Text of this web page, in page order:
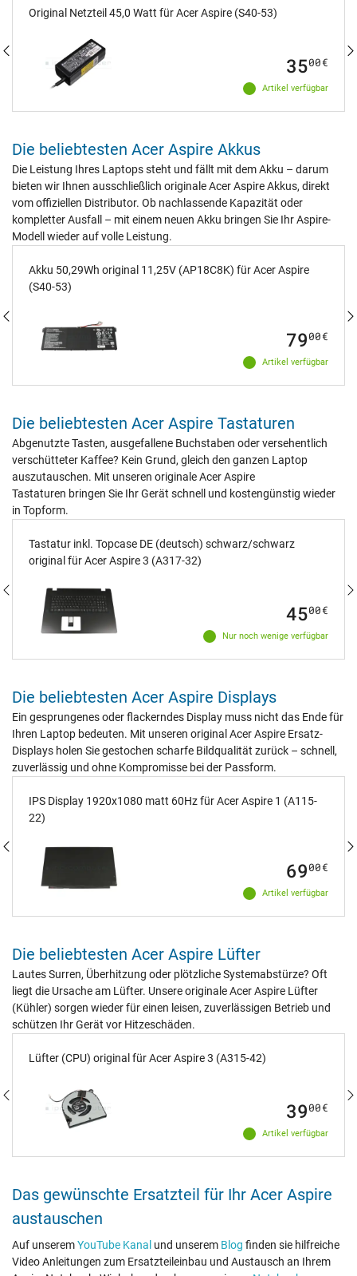
Original Netzteil 45,0 Watt für Acer Aspire (S40-53)
Artikel verfügbar
3500€
Die beliebtesten Acer Aspire Akkus
Die Leistung Ihres Laptops steht und fällt mit dem Akku – darum
bieten wir Ihnen ausschließlich originale Acer Aspire Akkus, direkt
vom offiziellen Distributor. Ob nachlassende Kapazität oder
kompletter Ausfall – mit einem neuen Akku bringen Sie Ihr Aspire-
Modell wieder auf volle Leistung.
Akku 50,29Wh original 11,25V (AP18C8K) für Acer Aspire
(S40-53)
Artikel verfügbar
7900€
Die beliebtesten Acer Aspire Tastaturen
Abgenutzte Tasten, ausgefallene Buchstaben oder versehentlich
verschütteter Kaffee? Kein Grund, gleich den ganzen Laptop
auszutauschen. Mit unseren originale Acer Aspire
Tastaturen bringen Sie Ihr Gerät schnell und kostengünstig wieder
in Topform.
Tastatur inkl. Topcase DE (deutsch) schwarz/schwarz
original für Acer Aspire 3 (A317-32)
Nur noch wenige verfügbar
4500€
Die beliebtesten Acer Aspire Displays
Ein gesprungenes oder flackerndes Display muss nicht das Ende für
Ihren Laptop bedeuten. Mit unseren original Acer Aspire Ersatz-
Displays holen Sie gestochen scharfe Bildqualität zurück – schnell,
zuverlässig und ohne Kompromisse bei der Passform.
IPS Display 1920x1080 matt 60Hz für Acer Aspire 1 (A115-
22)
Artikel verfügbar
6900€
Die beliebtesten Acer Aspire Lüfter
Lautes Surren, Überhitzung oder plötzliche Systemabstürze? Oft
liegt die Ursache am Lüfter. Unsere originale Acer Aspire Lüfter
(Kühler) sorgen wieder für einen leisen, zuverlässigen Betrieb und
schützen Ihr Gerät vor Hitzeschäden.
Lüfter (CPU) original für Acer Aspire 3 (A315-42)
Artikel verfügbar
3900€
Das gewünschte Ersatzteil für Ihr Acer Aspire
austauschen
Auf unseremYouTube Kanal und unserem Blog finden sie hilfreiche
Video Anleitungen zum Ersatzteileinbau und Austausch an Ihrem